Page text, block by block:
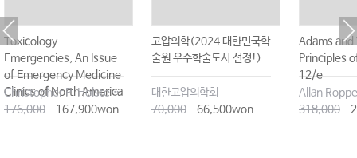
Toxicology
Emergencies, An Issue
of Emergency Medicine
Clinics of North America
Christopher P. Holstege, MD
176,000
167,900won
고압의학(2024 대한민국학
술원 우수학술도서 선정!)
대한고압의학회
70,000
66,500won
Adams
Principles
12/e
Allan
318,000